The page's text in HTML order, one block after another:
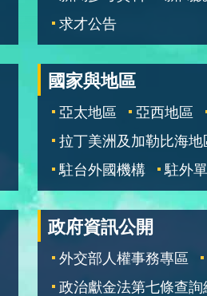
求才公告
國家與地區
亞太地區
亞西地區
拉丁美洲及加勒比海地
駐台外國機構
駐外
政府資訊公開
外交部人權事務專區
政治獻金法第七條查詢